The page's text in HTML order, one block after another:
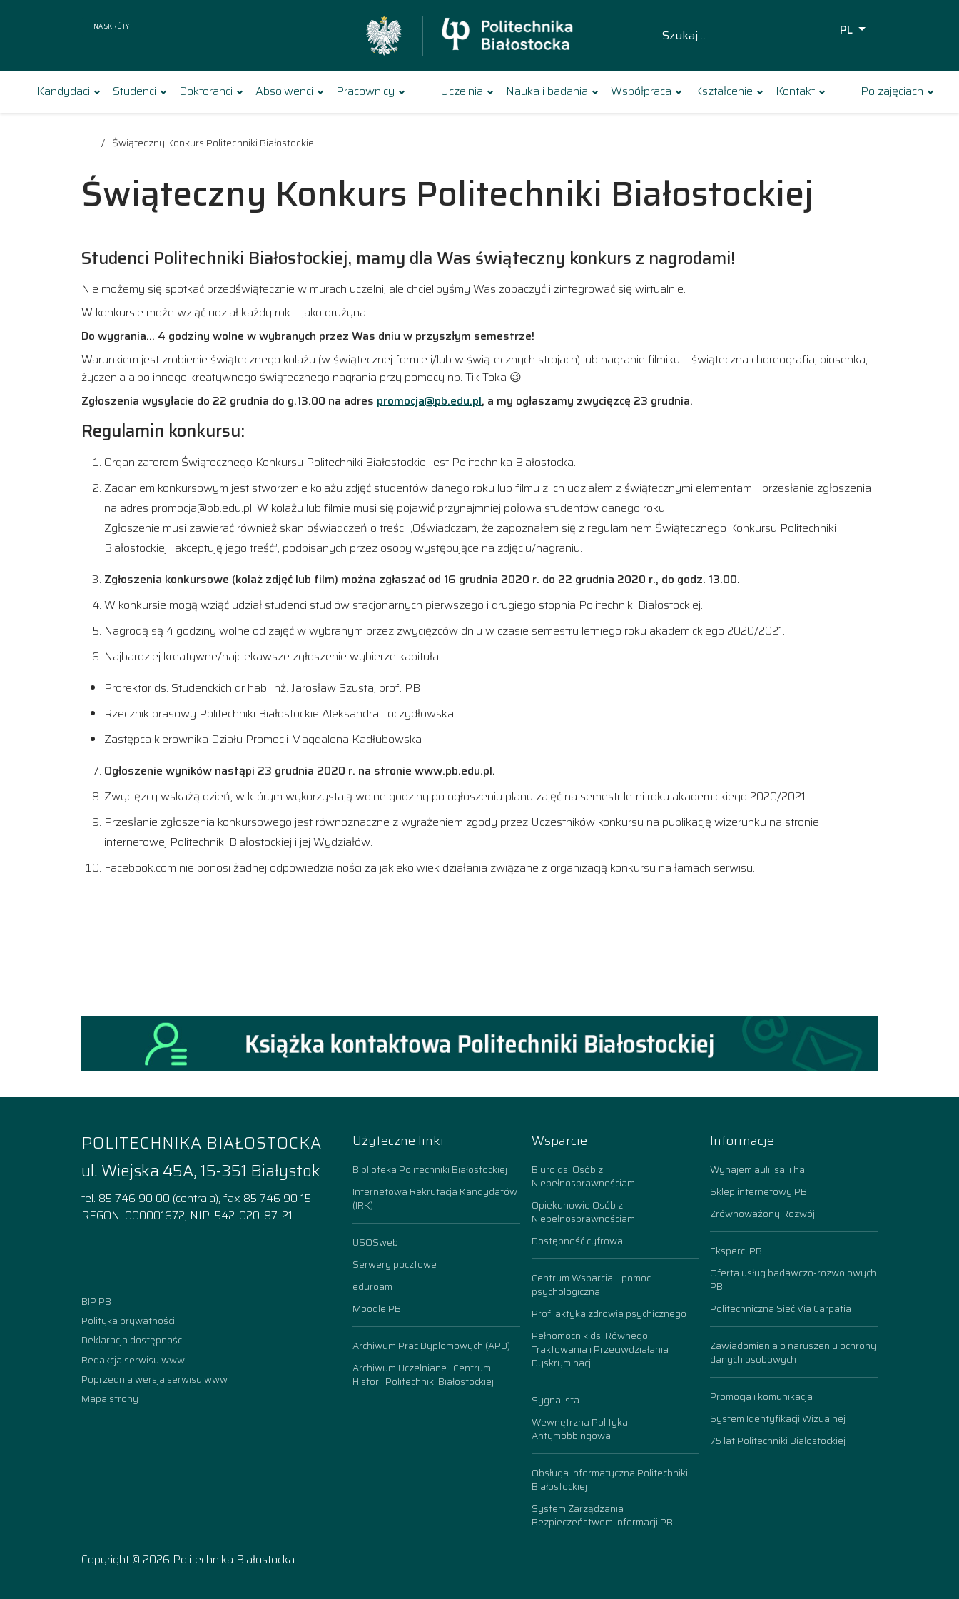
Na skróty Szukaj dla:
PL
Kandydaci Studenci Doktoranci Absolwenci Pracownicy Uczelnia Nauka i badania Współpraca Kształcenie Kontakt Po zajęciach
Świąteczny Konkurs Politechniki Białostockiej
Świąteczny Konkurs Politechniki Białostockiej
Studenci Politechniki Białostockiej, mamy dla Was świąteczny konkurs z nagrodami!
Nie możemy się spotkać przedświątecznie w murach uczelni, ale chcielibyśmy Was zobaczyć i zintegrować się wirtualnie.
W konkursie może wziąć udział każdy rok – jako drużyna.
Do wygrania… 4 godziny wolne w wybranych przez Was dniu w przyszłym semestrze!
Warunkiem jest zrobienie świątecznego kolażu (w świątecznej formie i/lub w świątecznych strojach) lub nagranie filmiku – świąteczna choreografia, piosenka,
życzenia albo innego kreatywnego świątecznego nagrania przy pomocy np. Tik Toka 😉
Zgłoszenia wysyłacie do 22 grudnia do g.13.00 na adres promocja@pb.edu.pl, a my ogłaszamy zwycięzcę 23 grudnia.
Regulamin konkursu:
Organizatorem Świątecznego Konkursu Politechniki Białostockiej jest Politechnika Białostocka.
Zadaniem konkursowym jest stworzenie kolażu zdjęć studentów danego roku lub filmu z ich udziałem z świątecznymi elementami i przesłanie zgłoszenia
na adres promocja@pb.edu.pl. W kolażu lub filmie musi się pojawić przynajmniej połowa studentów danego roku.
Zgłoszenie musi zawierać również skan oświadczeń o treści „Oświadczam, że zapoznałem się z regulaminem Świątecznego Konkursu Politechniki
Białostockiej i akceptuję jego treść”, podpisanych przez osoby występujące na zdjęciu/nagraniu.
Zgłoszenia konkursowe (kolaż zdjęć lub film) można zgłaszać od 16 grudnia 2020 r. do 22 grudnia 2020 r., do godz. 13.00.
W konkursie mogą wziąć udział studenci studiów stacjonarnych pierwszego i drugiego stopnia Politechniki Białostockiej.
Nagrodą są 4 godziny wolne od zajęć w wybranym przez zwycięzców dniu w czasie semestru letniego roku akademickiego 2020/2021.
Najbardziej kreatywne/najciekawsze zgłoszenie wybierze kapituła:
Prorektor ds. Studenckich dr hab. inż. Jarosław Szusta, prof. PB
Rzecznik prasowy Politechniki Białostockie Aleksandra Toczydłowska
Zastępca kierownika Działu Promocji Magdalena Kadłubowska
Ogłoszenie wyników nastąpi 23 grudnia 2020 r. na stronie www.pb.edu.pl.
Zwycięzcy wskażą dzień, w którym wykorzystają wolne godziny po ogłoszeniu planu zajęć na semestr letni roku akademickiego 2020/2021.
Przesłanie zgłoszenia konkursowego jest równoznaczne z wyrażeniem zgody przez Uczestników konkursu na publikację wizerunku na stronie
internetowej Politechniki Białostockiej i jej Wydziałów.
Facebook.com nie ponosi żadnej odpowiedzialności za jakiekolwiek działania związane z organizacją konkursu na łamach serwisu.
POLITECHNIKA BIAŁOSTOCKA
ul. Wiejska 45A, 15-351 Białystok
tel. 85 746 90 00 (centrala), fax 85 746 90 15
REGON: 000001672, NIP: 542-020-87-21
BIP PB
Polityka prywatności
Deklaracja dostępności
Redakcja serwisu www
Poprzednia wersja serwisu www
Mapa strony
Użyteczne linki
Biblioteka Politechniki Białostockiej
Internetowa Rekrutacja Kandydatów
(IRK)
USOSweb
Serwery pocztowe
eduroam
Moodle PB
Archiwum Prac Dyplomowych (APD)
Archiwum Uczelniane i Centrum
Historii Politechniki Białostockiej
Wsparcie
Biuro ds. Osób z
Niepełnosprawnościami
Opiekunowie Osób z
Niepełnosprawnościami
Dostępność cyfrowa
Centrum Wsparcia – pomoc
psychologiczna
Profilaktyka zdrowia psychicznego
Pełnomocnik ds. Równego
Traktowania i Przeciwdziałania
Dyskryminacji
Sygnalista
Wewnętrzna Polityka
Antymobbingowa
Obsługa informatyczna Politechniki
Białostockiej
System Zarządzania
Bezpieczeństwem Informacji PB
Informacje
Wynajem auli, sal i hal
Sklep internetowy PB
Zrównoważony Rozwój
Eksperci PB
Oferta usług badawczo-rozwojowych
PB
Politechniczna Sieć Via Carpatia
Zawiadomienia o naruszeniu ochrony
danych osobowych
Promocja i komunikacja
System Identyfikacji Wizualnej
75 lat Politechniki Białostockiej
Copyright © 2026 Politechnika Białostocka